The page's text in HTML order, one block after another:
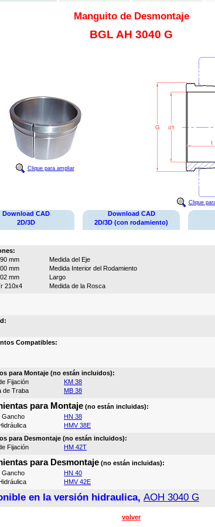
Manguito de Desmontaje
BGL AH 3040 G
Clique para ampliar
Clique
Download CAD
2D/3D
Download CAD
2D/3D (con rodamiento)
mm
Medida del Eje
mm
Medida Interior del Rodamiento
mm
Largo
210x4
Medida de la Rosca
Compatibles:
para Montaje (no están incluidos):
Fijación
KM 38
de Traba
MB 38
para Montaje (no están incluidas):
Gancho
HN 38
HMV 38E
para Desmontaje (no están incluidos):
Fijación
HM 42T
para Desmontaje (no están incluidas):
Gancho
HN 40
HMV 42E
en la versión hidraulica, AOH 3040 G
volver